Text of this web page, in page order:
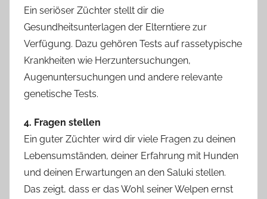
Ein seriöser Züchter stellt dir die
Gesundheitsunterlagen der Elterntiere zur
Verfügung. Dazu gehören Tests auf rassetypische
Krankheiten wie Herzuntersuchungen,
Augenuntersuchungen und andere relevante
genetische Tests.
4. Fragen stellen
Ein guter Züchter wird dir viele Fragen zu deinen
Lebensumständen, deiner Erfahrung mit Hunden
und deinen Erwartungen an den Saluki stellen.
Das zeigt, dass er das Wohl seiner Welpen ernst